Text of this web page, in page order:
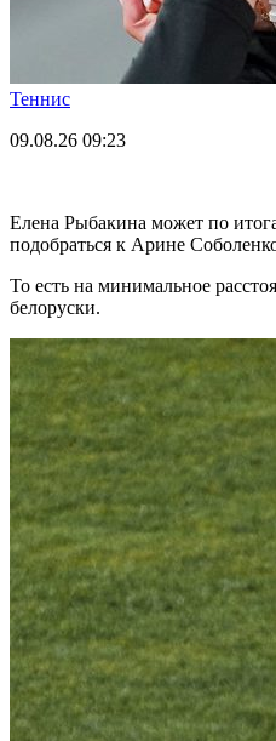
Теннис
09.08.26 09:23
Елена Рыбакина может по
подобраться к Арине
То есть на минимальное
белоруски.